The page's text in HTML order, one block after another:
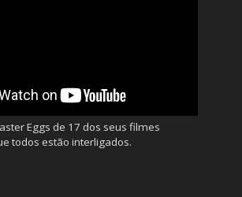
Eggs de 17 dos seus filmes
todos estão interligados.